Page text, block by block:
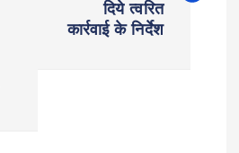
दिये त्वरित
कार्रवाई के निर्देश